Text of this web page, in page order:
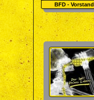
BFD - Vorstand